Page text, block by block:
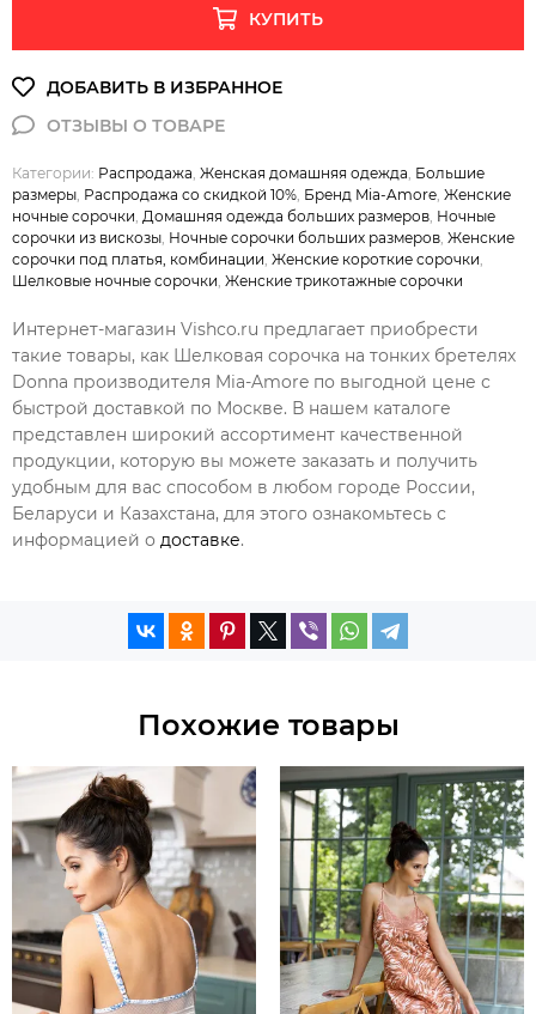
КУПИТЬ
Категории: Распродажа Женская домашняя одежда Большие
размеры Распродажа со скидкой 10% Бренд Mia-Amore Женские
ночные сорочки Домашняя одежда больших размеров Ночные
сорочки из вискозы Ночные сорочки больших размеров Женские
сорочки под платья, комбинации Женские короткие сорочки
Шелковые ночные сорочки Женские трикотажные сорочки
Интернет-магазин Vishco.ru предлагает приобрести
такие товары, как Шелковая сорочка на тонких бретелях
Donna производителя Mia-Amore по выгодной цене с
быстрой доставкой по Москве. В нашем каталоге
представлен широкий ассортимент качественной
продукции, которую вы можете заказать и получить
удобным для вас способом в любом городе России,
Беларуси и Казахстана, для этого ознакомьтесь с
информацией о доставке.
Похожие товары